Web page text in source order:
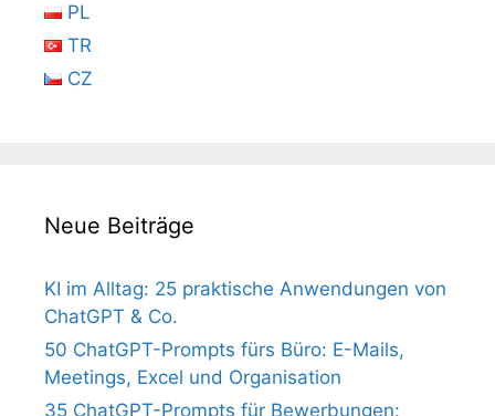
PL
TR
CZ
Neue Beiträge
KI im Alltag: 25 praktische Anwendungen von
ChatGPT & Co.
50 ChatGPT-Prompts fürs Büro: E-Mails,
Meetings, Excel und Organisation
35 ChatGPT-Prompts für Bewerbungen: